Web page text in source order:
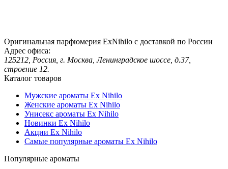
Оригинальная парфюмерия ExNihilo с доставкой по России
Адрес офиса:
125212, Россия, г. Москва, Ленинградское шоссе, д.37,
строение 12.
Каталог товаров
Мужские ароматы Ex Nihilo
Женские ароматы Ex Nihilo
Унисекс ароматы Ex Nihilo
Новинки Ex Nihilo
Акции Ex Nihilo
Самые популярные ароматы Ex Nihilo
Популярные ароматы